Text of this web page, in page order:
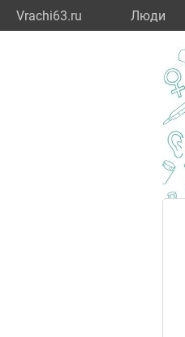
Vrachi63.ru Люди